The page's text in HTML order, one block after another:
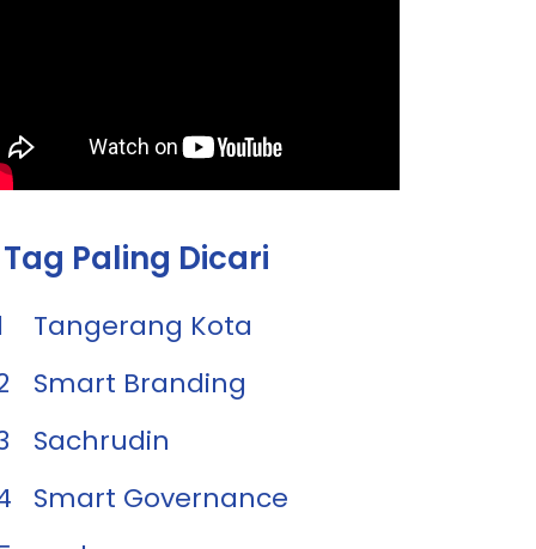
Paling Dicari
Tangerang Kota
Smart Branding
Sachrudin
Smart Governance